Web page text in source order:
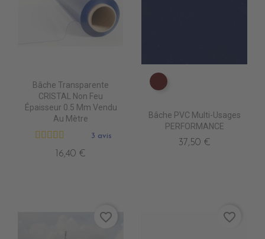
Bâche Transparente
CRISTAL Non Feu
Épaisseur 0.5 Mm Vendu
Au Mètre
3 avis
16,40 €
PE0630 BORDEAUX
Bâche PVC Multi-Usages
PERFORMANCE
37,50 €
favorite_border favorite_border